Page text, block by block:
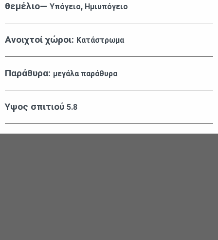
θεμέλιο— Υπόγειο, Ημιυπόγειο
Ανοιχτοί χώροι: Κατάστρωμα
Παράθυρα: μεγάλα παράθυρα
Υψος σπιτιού 5.8